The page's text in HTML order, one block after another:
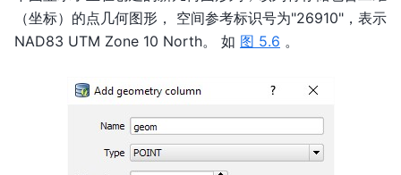
（坐标）的点几何图形， 空间参考标识号为"26910"，表示
NAD83 UTM Zone 10 North。 如 图 5.6 。